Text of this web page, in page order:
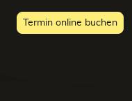
Termin online buchen